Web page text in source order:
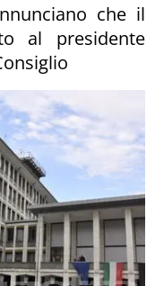
che il
al presidente